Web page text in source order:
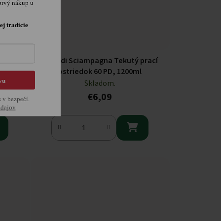
Spuma di Sciampagna Tekutý prací
prostriedok 60 PD, 1200ml
Skladom.
€6,09

nákup u
tradície
v bezpečí.